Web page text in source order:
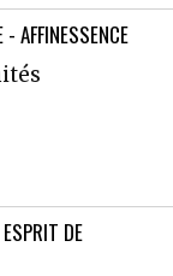
AFFINESSENCE
DE